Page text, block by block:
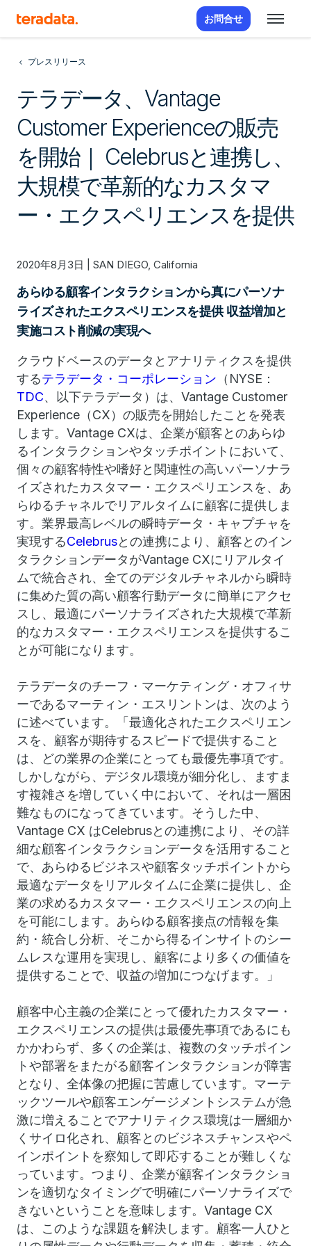
お問合せ
プレスリリース
テラデータ、Vantage
Customer Experienceの販売
を開始｜ Celebrusと連携し、
大規模で革新的なカスタマ
ー・エクスペリエンスを提供
2020年8月3日 | SAN DIEGO, California
あらゆる顧客インタラクションから真にパーソナ
ライズされたエクスペリエンスを提供 収益増加と
実施コスト削減の実現へ
クラウドベースのデータとアナリティクスを提供
するテラデータ・コーポレーション （NYSE：
TDC、以下テラデータ）は、Vantage Customer
Experience（CX）の販売を開始したことを発表
します。Vantage CXは、企業が顧客とのあらゆ
るインタラクションやタッチポイントにおいて、
個々の顧客特性や嗜好と関連性の高いパーソナラ
イズされたカスタマー・エクスペリエンスを、あ
らゆるチャネルでリアルタイムに顧客に提供しま
す。業界最高レベルの瞬時データ・キャプチャを
実現するCelebrusとの連携により、顧客とのイン
タラクションデータがVantage CXにリアルタイ
ムで統合され、全てのデジタルチャネルから瞬時
に集めた質の高い顧客行動データに簡単にアクセ
スし、最適にパーソナライズされた大規模で革新
的なカスタマー・エクスペリエンスを提供するこ
とが可能になります。
テラデータのチーフ・マーケティング・オフィサ
ーであるマーティン・エスリントンは、次のよう
に述べています。「最適化されたエクスペリエン
スを、顧客が期待するスピードで提供すること
は、どの業界の企業にとっても最優先事項です。
しかしながら、デジタル環境が細分化し、ますま
す複雑さを増していく中において、それは一層困
難なものになってきています。そうした中、
Vantage CX はCelebrusとの連携により、その詳
細な顧客インタラクションデータを活用すること
で、あらゆるビジネスや顧客タッチポイントから
最適なデータをリアルタイムに企業に提供し、企
業の求めるカスタマー・エクスペリエンスの向上
を可能にします。あらゆる顧客接点の情報を集
約・統合し分析、そこから得るインサイトのシー
ムレスな運用を実現し、顧客により多くの価値を
提供することで、収益の増加につなげます。」
顧客中心主義の企業にとって優れたカスタマー・
エクスペリエンスの提供は最優先事項であるにも
かかわらず、多くの企業は、複数のタッチポイン
トや部署をまたがる顧客インタラクションが障害
となり、全体像の把握に苦慮しています。マーテ
ックツールや顧客エンゲージメントシステムが急
激に増えることでアナリティクス環境は一層細か
くサイロ化され、顧客とのビジネスチャンスやペ
インポイントを察知して即応することが難しくな
っています。つまり、企業が顧客インタラクショ
ンを適切なタイミングで明確にパーソナライズで
きないということを意味します。Vantage CX
は、このような課題を解決します。顧客一人ひと